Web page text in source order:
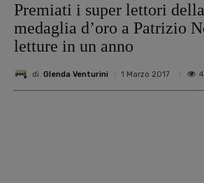
Premiati i super lettori
medaglia d’oro a Patrizio
letture in un anno
di Glenda Venturini 1 Marzo 2017